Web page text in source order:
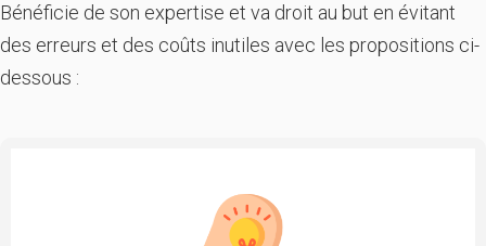
Bénéficie de son expertise et va droit au but en évitant
des erreurs et des coûts inutiles avec les propositions ci-
dessous :